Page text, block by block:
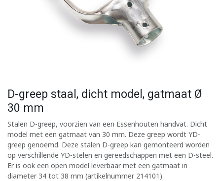
D-greep staal, dicht model, gatmaat Ø
30 mm
Stalen D-greep, voorzien van een Essenhouten handvat. Dicht
model met een gatmaat van 30 mm. Deze greep wordt YD-
greep genoemd. Deze stalen D-greep kan gemonteerd worden
op verschillende YD-stelen en gereedschappen met een D-steel.
Er is ook een open model leverbaar met een gatmaat in
diameter 34 tot 38 mm (artikelnummer 214101).